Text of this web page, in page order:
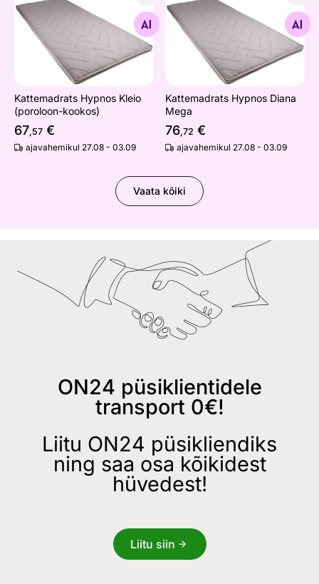
Kattemadrats Hypnos Kleio (poroloon-kookos)
Otsi sarnaseid
Kattemadrats Hypnos Kleio
(poroloon-kookos)
67,57 €
ajavahemikul 27.08 - 03.09
Kattemadrats Hypnos Diana
Otsi sarnaseid
Kattemadrats Hypnos Diana
Mega
76,72 €
ajavahemikul 27.08 - 03.09
Vaata kõiki
ON24 püsiklientidele
transport 0€!
Liitu ON24 püsikliendiks
ning saa osa kõikidest
hüvedest!
Liitu siin